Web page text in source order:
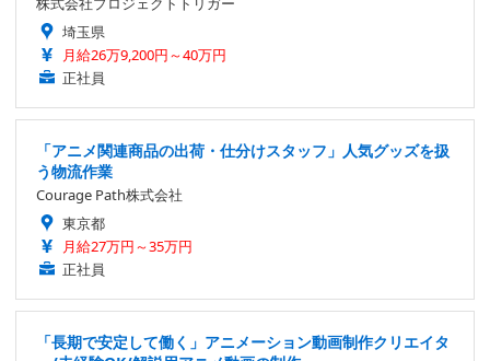
埼玉県
月給26万9,200円～40万円
正社員
「アニメ関連商品の出荷・仕分けスタッフ」人気グッズを扱
う物流作業
Courage Path株式会社
東京都
月給27万円～35万円
正社員
「長期で安定して働く」アニメーション動画制作クリエイタ